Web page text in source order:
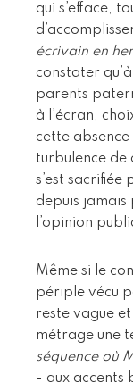
qui s’efface,
écrivain en
constater
parents
à l’écran,
cette
turbulence
s’est sacrifiée
depuis
l’opinion
Même si le
périple vécu
reste vague
métrage une
séquence où
- aux accents